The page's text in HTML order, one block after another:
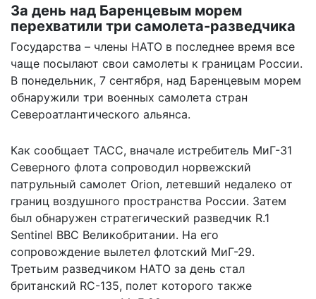
За день над Баренцевым морем
перехватили три самолета-разведчика
Государства – члены НАТО в последнее время все
чаще посылают свои самолеты к границам России.
В понедельник, 7 сентября, над Баренцевым морем
обнаружили три военных самолета стран
Североатлантического альянса.
Как сообщает ТАСС, вначале истребитель МиГ-31
Северного флота сопроводил норвежский
патрульный самолет Orion, летевший недалеко от
границ воздушного пространства России. Затем
был обнаружен стратегический разведчик R.1
Sentinel ВВС Великобритании. На его
сопровождение вылетел флотский МиГ-29.
Третьим разведчиком НАТО за день стал
британский RC-135, полет которого также